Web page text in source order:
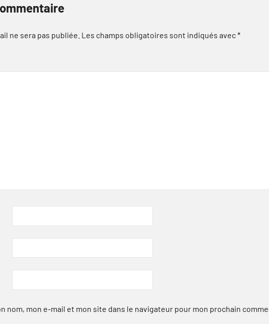
ne sera pas publiée. Les champs obligatoires sont indiqués avec*
nom, mon e-mail et mon site dans le navigateur pour mon prochain